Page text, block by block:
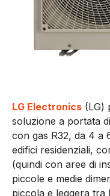
LG Electronics (LG)
soluzione a portata
con gas R32, da 4 a
edifici residenziali,
(quindi con aree di
piccole e medie
piccola e leggera tra